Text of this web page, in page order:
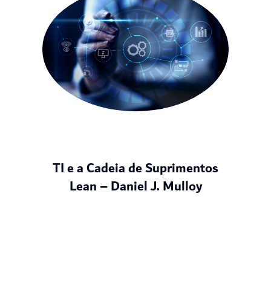
TI e a Cadeia de Suprimentos
Lean – Daniel J. Mulloy